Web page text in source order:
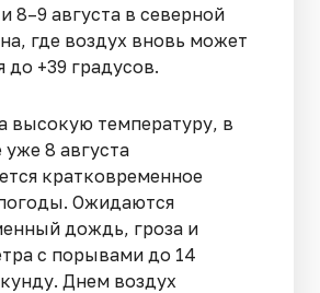
8–9 августа в северной
где воздух вновь может
до +39 градусов.
высокую температуру, в
8 августа
кратковременное
Ожидаются
дождь, гроза и
с порывами до 14
Днем воздух